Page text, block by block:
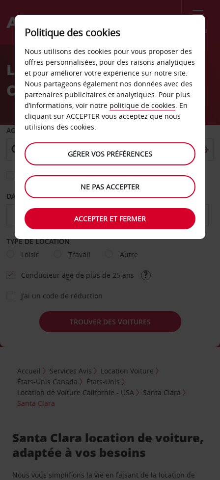
Menu
Welcome
AvisLocation de voiture Santa
Clara
AGENCE DE DÉPART
Sélectionnez une autre agence de retour
DATE DE DÉPART DATE DE RETOUR
TYPE DE LOCATION
Loisir
Travail Autre
Conducteur âgé de plus de 25 ans
J’ai un code de réduction
TROUVER DES VOITURES
Accueil Services Avis
Location Voiture
États-Unis Canada
États-Unis
Location de Voiture Californie - USA
Santa Clara
Santa Clara
Santa Clara location de voiture,
adaptée à vos besoins
Nous vous simplifions la vie en faisant de la location de
Politique des cookies
Nous utilisons des cookies pour vous proposer des
offres personnalisées, pour des raisons analytiques
et pour améliorer votre expérience sur notre site.
Nous partageons également nos données avec des
partenaires publicitaires et analytiques. Pour plus
d’informations, voir notre politique de cookies. En
cliquant sur ACCEPTER vous acceptez que nous
utilisions des cookies.
GÉRER VOS PRÉFÉRENCES
NE PAS ACCEPTER
ACCEPTER ET FERMER